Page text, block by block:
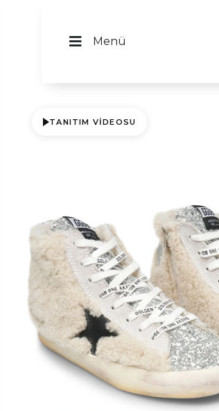
Menü
TANITIM VIDEOSU